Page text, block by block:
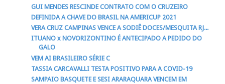
GUI MENDES RESCINDE CONTRATO COM O CRUZEIRO
DEFINIDA A CHAVE DO BRASIL NA AMERICUP 2021
VERA CRUZ CAMPINAS VENCE A SODIÊ DOCES/MESQUITA RJ...
ITUANO x NOVORIZONTINO É ANTECIPADO A PEDIDO DO
GALO
VEM AI BRASILEIRO SÉRIE C
TASSIA CARCAVALLI TESTA POSITIVO PARA A COVID-19
SAMPAIO BASQUETE E SESI ARARAQUARA VENCEM EM